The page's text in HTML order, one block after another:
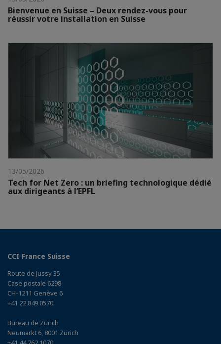
Bienvenue en Suisse – Deux rendez-vous pour
réussir votre installation en Suisse
13/05/2026
Tech for Net Zero : un briefing technologique dédié
aux dirigeants à l’EPFL
CCI France Suisse
Route de Jussy 35
Case postale 6298
CH-1211 Genève 6
+41 22 849 0570
Bureau de Zurich
Neumarkt 6, 8001 Zürich